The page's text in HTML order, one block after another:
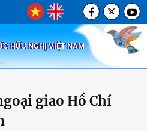
HỮU NGHỊ VIỆT NAM
giao Hồ Chí